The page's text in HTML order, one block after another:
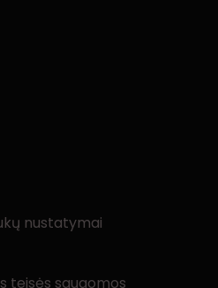
nustatymai
teisės saugomos